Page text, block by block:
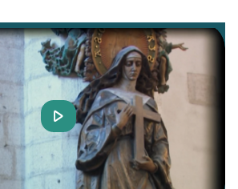
Play
Video